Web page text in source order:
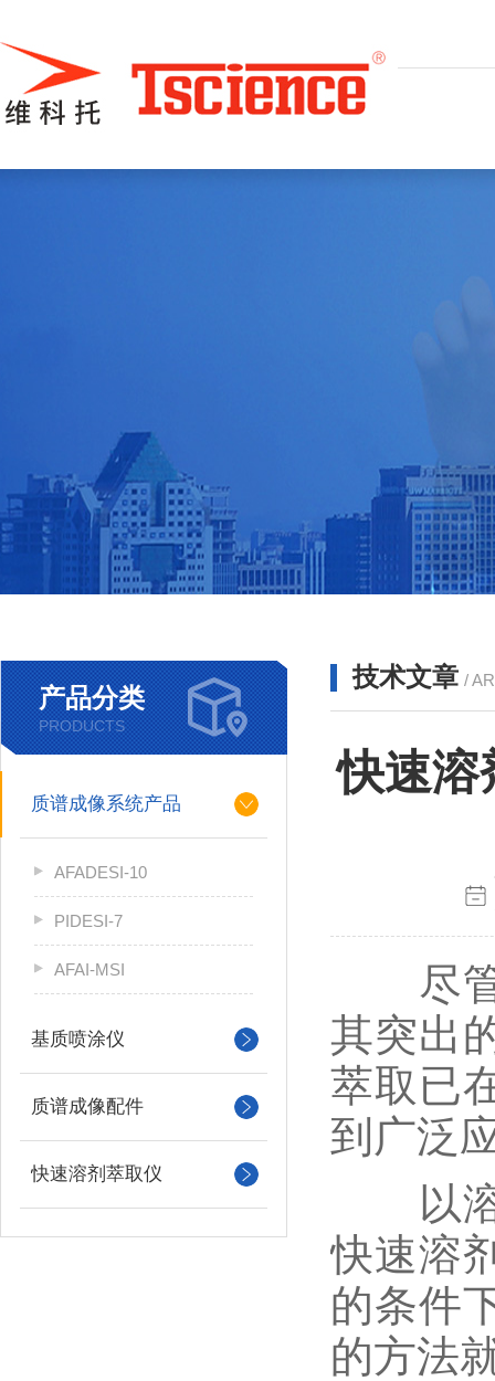
产品分类
PRODUCTS
质谱成像系统产品
AFADESI-10
PIDESI-7
AFAI-MSI
基质喷涂仪
质谱成像配件
快速溶剂萃取仪
技术文章 /
快速溶
尽管
其突出
萃取已
到广泛
以溶
快速溶
的条件
的方法